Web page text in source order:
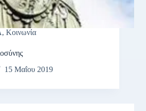
, Κοινωνία
15 Μαΐου 2019